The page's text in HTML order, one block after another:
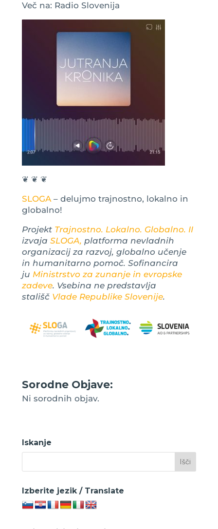
Več na: Radio Slovenija
❦ ❦ ❦
SLOGA– delujmo trajnostno, lokalno in
globalno!
Projekt Trajnostno. Lokalno. Globalno. II
izvaja SLOGA, platforma nevladnih
organizacij za razvoj, globalno učenje
in humanitarno pomoč. Sofinancira
ju Ministrstvo za zunanje in evropske
zadeve. Vsebina ne predstavlja
stališč Vlade Republike Slovenije.
Sorodne Objave:
Ni sorodnih objav.
Iskanje
Izberite jezik / Translate